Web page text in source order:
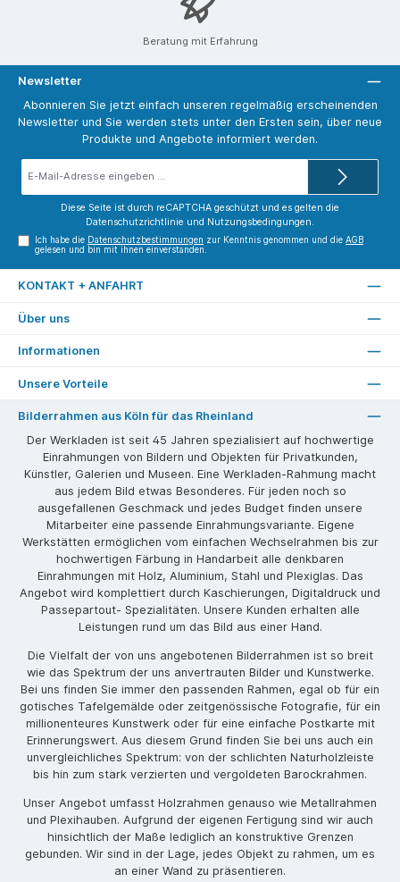
Beratung mit Erfahrung
Newsletter
Abonnieren Sie jetzt einfach unseren regelmäßig erscheinenden
Newsletter und Sie werden stets unter den Ersten sein, über neue
Produkte und Angebote informiert werden.
Diese Seite ist durch reCAPTCHA geschützt und es gelten die
Datenschutzrichtlinie und Nutzungsbedingungen.
Ich habe die Datenschutzbestimmungen zur Kenntnis genommen und dieAGB
gelesen und bin mit ihnen einverstanden.
KONTAKT + ANFAHRT
Über uns
Informationen
Unsere Vorteile
Bilderrahmen aus Köln für das Rheinland
Der Werkladen ist seit 45 Jahren spezialisiert auf hochwertige
Einrahmungen von Bildern und Objekten für Privatkunden,
Künstler, Galerien und Museen. Eine Werkladen-Rahmung macht
aus jedem Bild etwas Besonderes. Für jeden noch so
ausgefallenen Geschmack und jedes Budget finden unsere
Mitarbeiter eine passende Einrahmungsvariante. Eigene
Werkstätten ermöglichen vom einfachen Wechselrahmen bis zur
hochwertigen Färbung in Handarbeit alle denkbaren
Einrahmungen mit Holz, Aluminium, Stahl und Plexiglas. Das
Angebot wird komplettiert durch Kaschierungen, Digitaldruck und
Passepartout- Spezialitäten. Unsere Kunden erhalten alle
Leistungen rund um das Bild aus einer Hand.
Die Vielfalt der von uns angebotenen Bilderrahmen ist so breit
wie das Spektrum der uns anvertrauten Bilder und Kunstwerke.
Bei uns finden Sie immer den passenden Rahmen, egal ob für ein
gotisches Tafelgemälde oder zeitgenössische Fotografie, für ein
millionenteures Kunstwerk oder für eine einfache Postkarte mit
Erinnerungswert. Aus diesem Grund finden Sie bei uns auch ein
unvergleichliches Spektrum: von der schlichten Naturholzleiste
bis hin zum stark verzierten und vergoldeten Barockrahmen.
Unser Angebot umfasst Holzrahmen genauso wie Metallrahmen
und Plexihauben. Aufgrund der eigenen Fertigung sind wir auch
hinsichtlich der Maße lediglich an konstruktive Grenzen
gebunden. Wir sind in der Lage, jedes Objekt zu rahmen, um es
an einer Wand zu präsentieren.